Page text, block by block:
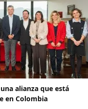
alianza que está
en Colombia